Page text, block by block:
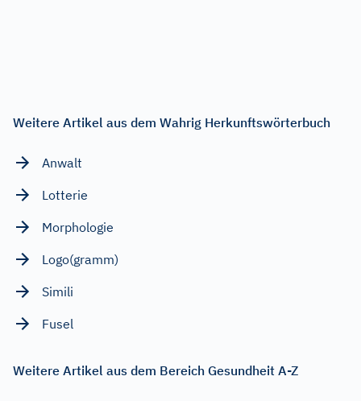
Weitere Artikel aus dem Wahrig Herkunftswörterbuch
Anwalt
Lotterie
Morphologie
Logo(gramm)
Simili
Fusel
Weitere Artikel aus dem Bereich Gesundheit A-Z